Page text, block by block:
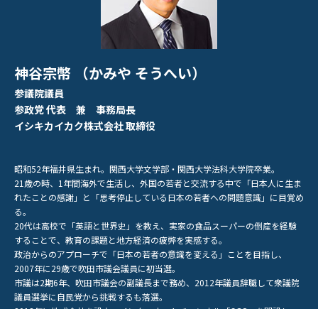
神谷宗幣 （かみや そうへい）
参議院議員
参政党 代表 兼 事務局長
イシキカイカク株式会社 取締役
昭和52年福井県生まれ。関西大学文学部・関西大学法科大学院卒業。
21歳の時、1年間海外で生活し、外国の若者と交流する中で「日本人に生ま
れたことの感謝」と「思考停止している日本の若者への問題意識」に目覚め
る。
20代は高校で「英語と世界史」を教え、実家の食品スーパーの倒産を経験
することで、教育の課題と地方経済の疲弊を実感する。
政治からのアプローチで「日本の若者の意識を変える」ことを目指し、
2007年に29歳で吹田市議会議員に初当選。
市議は2期6年、吹田市議会の副議長まで務め、2012年議員辞職して衆議院
議員選挙に自民党から挑戦するも落選。